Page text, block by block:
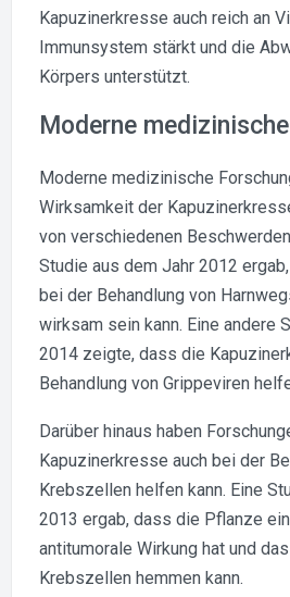
Kapuzinerkresse auch reich an
Immunsystem stärkt und die
Körpers unterstützt.
Moderne
Moderne medizinische
Wirksamkeit der
von verschiedenen
Studie aus dem Jahr 2012
bei der Behandlung von
wirksam sein kann. Eine andere
2014 zeigte, dass die
Behandlung von Grippeviren
Darüber hinaus haben
Kapuzinerkresse auch bei der
Krebszellen helfen kann. Eine
2013 ergab, dass die Pflanze
antitumorale Wirkung hat und
Krebszellen hemmen kann.